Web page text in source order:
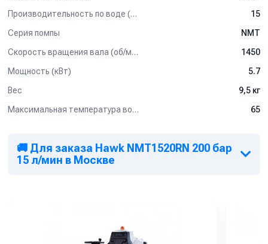
Производительность по воде (л/мин)
15
Серия помпы
NMT
Скорость вращения вала (об/мин)
1450
Мощность (кВт)
5.7
Вес
9,5 кг
Максимальная температура воды (°C)
65
🚚 Для заказа Hawk NMT1520RN 200 бар
15 л/мин в Москве